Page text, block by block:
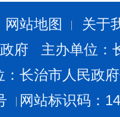
网站地图
关于
政府 主办单位
：长治市人民政
网站标识码：